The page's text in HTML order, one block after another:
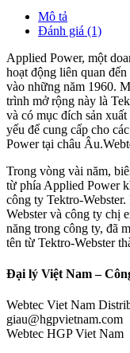
Mô tả
Đánh giá (1)
Applied Power, một
hoạt động liên quan
vào những năm 1960.
trình mở rộng này là
và có mục đích sản
yếu để cung cấp cho
Power tại châu
Trong vòng vài năm,
từ phía Applied Power
công ty Tektro-
Webster và công ty chị
năng trong công ty, đã
tên từ Tektro-Webster
Đại lý Việt Nam –
Webtec Viet Nam
giau@hgpvietnam.com
Webtec HGP Viet Nam